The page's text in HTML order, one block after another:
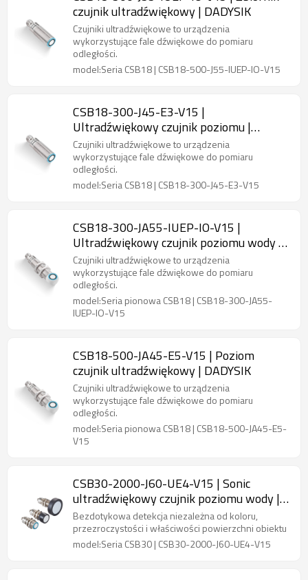
czujnik ultradźwiękowy | DADYSIK
Czujniki ultradźwiękowe to urządzenia
wykorzystujące fale dźwiękowe do pomiaru
odległości.
model:Seria CSB18 | CSB18-500-J55-IUEP-IO-V15
CSB18-300-J45-E3-V15 |
Ultradźwiękowy czujnik poziomu |
DADYSIK
Czujniki ultradźwiękowe to urządzenia
wykorzystujące fale dźwiękowe do pomiaru
odległości.
model:Seria CSB18 | CSB18-300-J45-E3-V15
CSB18-300-JA55-IUEP-IO-V15 |
Ultradźwiękowy czujnik poziomu wody |
DADYSIK
Czujniki ultradźwiękowe to urządzenia
wykorzystujące fale dźwiękowe do pomiaru
odległości.
model:Seria pionowa CSB18 | CSB18-300-JA55-
IUEP-IO-V15
CSB18-500-JA45-E5-V15 | Poziom
czujnik ultradźwiękowy | DADYSIK
Czujniki ultradźwiękowe to urządzenia
wykorzystujące fale dźwiękowe do pomiaru
odległości.
model:Seria pionowa CSB18 | CSB18-500-JA45-E5-
V15
CSB30-2000-J60-UE4-V15 | Sonic
ultradźwiękowy czujnik poziomu wody |
DADYSIK
Bezdotykowa detekcja niezależna od koloru,
przezroczystości i właściwości powierzchni obiektu
model:Seria CSB30 | CSB30-2000-J60-UE4-V15